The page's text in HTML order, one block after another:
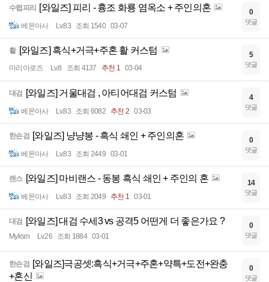
수렵피리 [와일즈] 피리 - 흉조 화룡 염옥소 + 주인의혼
베몬아사 Lv.83 조회 1540 03-07
0
댓글
활 [와일즈] 흑식+거극+주혼 활 커스텀
마리아로즈 Lv.8 조회 4137 추천 1 03-04
5
댓글
대검 [와일즈] 거울대검 , 아티어대검 커스텀
베몬아사 Lv.83 조회 6082 추천 2 03-03
4
댓글
한손검 [와일즈] 냥냥봉 - 흑식 쇄인 + 주인의혼
베몬아사 Lv.83 조회 2449 03-01
0
댓글
랜스 [와일즈] 마비랜스 - 동봉 흑식 쇄인 + 주인의 혼
베몬아사 Lv.83 조회 2049 추천 1 03-01
14
댓글
대검 [와일즈] 대검 수세3 vs 공격5 어떤게 더 좋은가요 ?
Myksm Lv.26 조회 1884 03-01
0
댓글
한손검 [와일즈]극공셋:흑식+거극+주혼+약특+도전+완충
+혼신
0
댓글